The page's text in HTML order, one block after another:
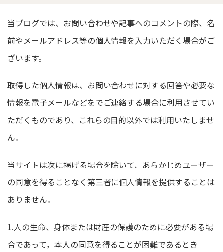
当ブログでは、お問い合わせや記事へのコメントの際、名
前やメールアドレス等の個人情報を入力いただく場合がご
ざいます。
取得した個人情報は、お問い合わせに対する回答や必要な
情報を電子メールなどをでご連絡する場合に利用させてい
ただくものであり、これらの目的以外では利用いたしませ
ん。
当サイトは次に掲げる場合を除いて、あらかじめユーザー
の同意を得ることなく第三者に個人情報を提供することは
ありません。
1.人の生命、身体または財産の保護のために必要がある場
合であって，本人の同意を得ることが困難であるとき